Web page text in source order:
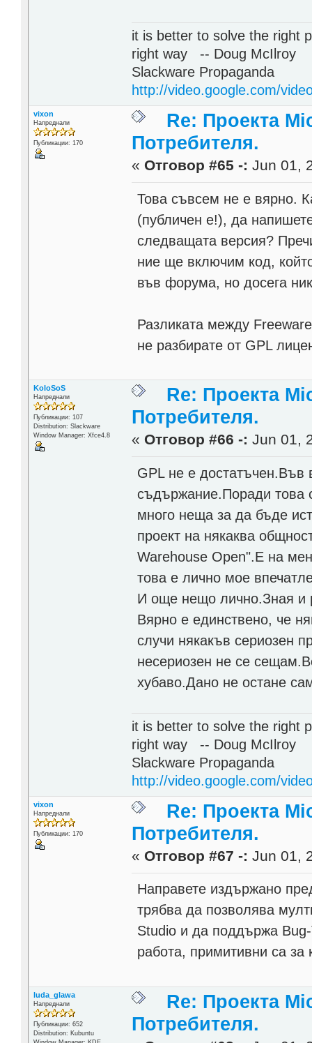
it is better to solve the right
right way -- Doug McIlroy
Slackware Propaganda
http://video.google.com/
vixon
Напреднали
Публикации: 170
Re: Проекта
Потребителя.
« Отговор #65 -: Jun 01,
Това съвсем не е вярно.
(публичен е!), да
следващата версия?
ние ще включим код,
във форума, но досега
Разликата между
не разбирате от GPL
KoIoSoS
Напреднали
Публикации: 107
Distribution: Slackware
Window Manager: Xfce4.8
Re: Проекта
Потребителя.
« Отговор #66 -: Jun 01,
GPL не е достатъчен.Във
съдържание.Поради това
много неща за да бъде
проект на някаква
Warehouse Open".Е на
това е лично мое
И още нещо лично.Зная и
Вярно е единствено, че
случи някакъв сериозен
несериозен не се
хубаво.Дано не остане
it is better to solve the right
right way -- Doug McIlroy
Slackware Propaganda
http://video.google.com/
vixon
Напреднали
Публикации: 170
Re: Проекта
Потребителя.
« Отговор #67 -: Jun 01,
Направете издържано
трябва да позволява
Studio и да поддържа
работа, примитивни са за
luda_glawa
Напреднали
Публикации: 652
Distribution: Kubuntu
Re: Проекта
Потребителя.